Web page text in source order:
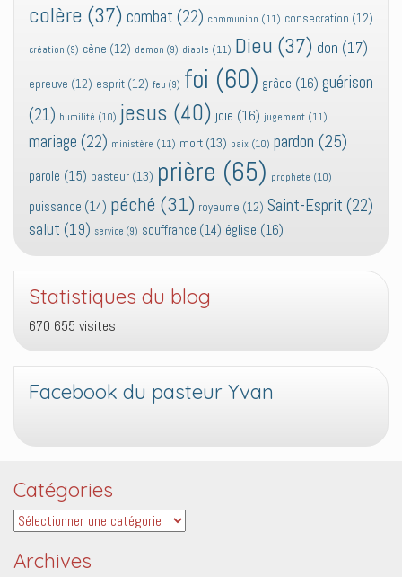
colère (37) combat (22) communion (11) consecration (12)
création (9) cène (12) demon (9) diable (11) Dieu (37) don (17)
epreuve (12) esprit (12) feu (9) foi (60) grâce (16) guérison
(21) humilité (10) jesus (40) joie (16) jugement (11)
mariage (22) ministère (11) mort (13) paix (10) pardon (25)
parole (15) pasteur (13) prière (65) prophete (10)
puissance (14) péché (31) royaume (12) Saint-Esprit (22)
salut (19) service (9) souffrance (14) église (16)
Statistiques du blog
670 655 visites
Facebook du pasteur Yvan
Catégories
Catégories
Archives